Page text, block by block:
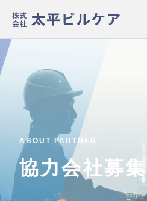
ABOUT PARTNER
協力会社募集